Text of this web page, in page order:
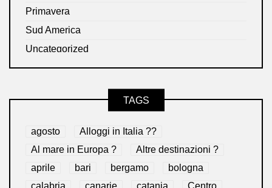
Primavera
Sud America
Uncategorized
TAGS
agosto
Alloggi in Italia ??
Al mare in Europa ?️
Altre destinazioni ?
aprile
bari bergamo
bologna